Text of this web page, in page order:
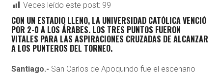
Veces leído este post: 99
CON UN ESTADIO LLENO, LA UNIVERSIDAD CATÓLICA VENCIÓ
POR 2-0 A LOS ÁRABES. LOS TRES PUNTOS FUERON
VITALES PARA LAS ASPIRACIONES CRUZADAS DE ALCANZAR
A LOS PUNTEROS DEL TORNEO.
Santiago.- San Carlos de Apoquindo fue el escenario